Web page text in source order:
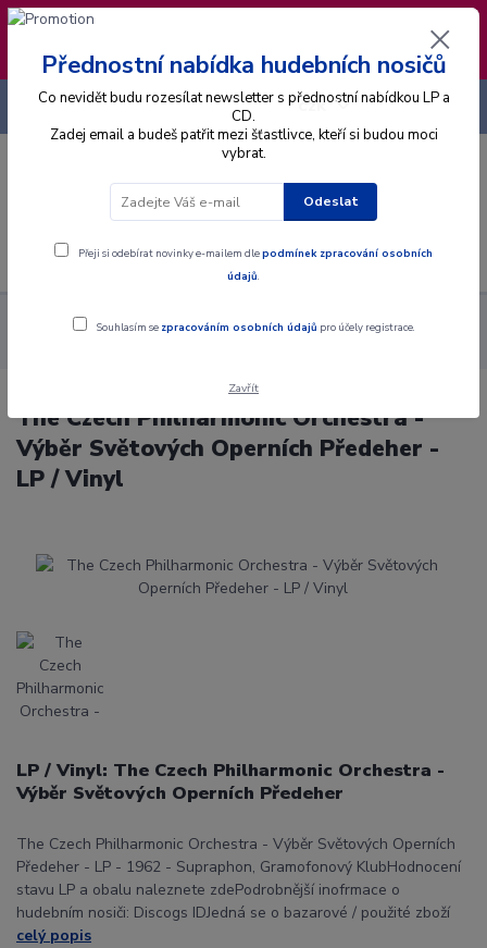
❣️ Od 4.8. do 13.8. čerpám dovolenou. Datum
expedice objednávek se posouvá na pátek
14.8.2026 🐋
Menu
CZK
+420 725 736 293
Alba Gramodesky
The Czech Philharmonic Orchestra - Výběr
The Czech Philharmonic Orchestra -
Výběr Světových Operních Předeher -
LP / Vinyl
LP / Vinyl: The Czech Philharmonic Orchestra -
Výběr Světových Operních Předeher
The Czech Philharmonic Orchestra - Výběr Světových Operních
Předeher - LP - 1962 - Supraphon, Gramofonový KlubHodnocení
stavu LP a obalu naleznete zdePodrobnější inofrmace o
hudebním nosiči: Discogs IDJedná se o bazarové / použité zboží
celý popis
Přednostní nabídka hudebních nosičů
Co nevidět budu rozesílat newsletter s přednostní nabídkou LP a
CD.
Zadej email a budeš patřit mezi šťastlivce, kteří si budou moci
vybrat.
Odeslat
Přeji si odebírat novinky e-mailem dlepodmínek zpracování osobních
údajů.
Souhlasím se zpracováním osobních údajů pro účely registrace.
Zavřít